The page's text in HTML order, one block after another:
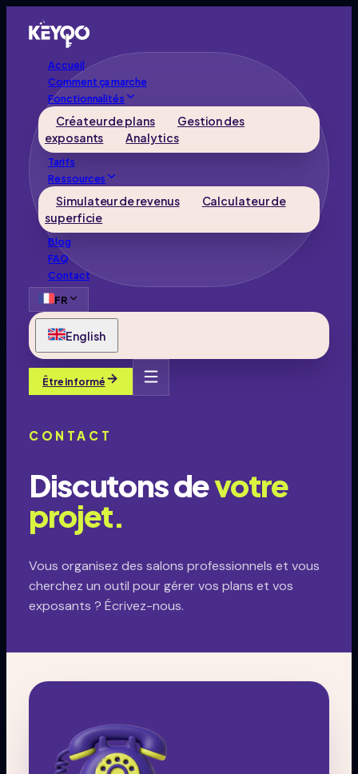
Accueil
Comment ça marche
Fonctionnalités
Créateur de plans
Gestion des
exposants
Analytics
Tarifs
Ressources
Simulateur de revenus
Calculateur de
superficie
Blog
FAQ
Contact
FR
English
Être informé
CONTACT
Discutons devotre
projet.
Vous organisez des salons professionnels et vous
cherchez un outil pour gérer vos plans et vos
exposants ? Écrivez-nous.